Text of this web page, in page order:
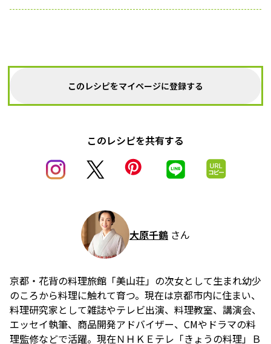
このレシピをマイページに登録する
このレシピを共有する
大原千鶴 さん
京都・花背の料理旅館「美山荘」の次女として生まれ幼少
のころから料理に触れて育つ。現在は京都市内に住まい、
料理研究家として雑誌やテレビ出演、料理教室、講演会、
エッセイ執筆、商品開発アドバイザー、CMやドラマの料
理監修などで活躍。現在ＮＨＫＥテレ「きょうの料理」Ｂ